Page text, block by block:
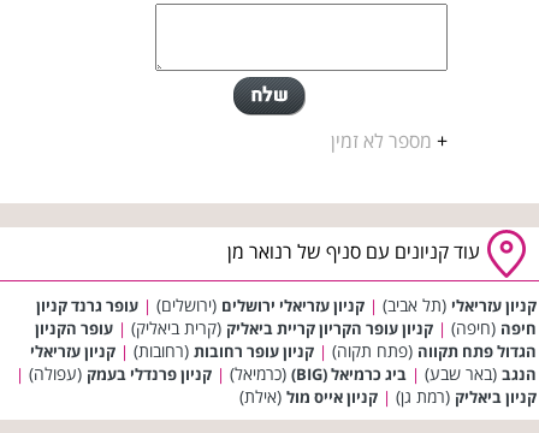
+ מספר לא זמין
עוד קניונים עם סניף של רנואר מן
קניון עזריאלי (תל אביב) | קניון עזריאלי ירושלים (ירושלים) | עופר גרנד קניון
חיפה (חיפה) | קניון עופר הקריון קריית ביאליק (קרית ביאליק) | עופר הקניון
הגדול פתח תקווה (פתח תקוה) | קניון עופר רחובות (רחובות) | קניון עזריאלי
הנגב (באר שבע) | ביג כרמיאל (BIG) (כרמיאל) | קניון פרנדלי בעמק (עפולה) |
קניון ביאליק (רמת גן) | קניון אייס מול (אילת)